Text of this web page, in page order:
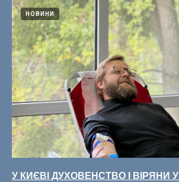
НОВИНИ
У КИЄВІ ДУХОВЕНСТВО І ВІРЯНИ